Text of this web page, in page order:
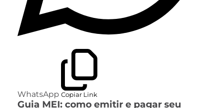
WhatsApp Copiar Link
Guia MEI: como emitir e pagar seu